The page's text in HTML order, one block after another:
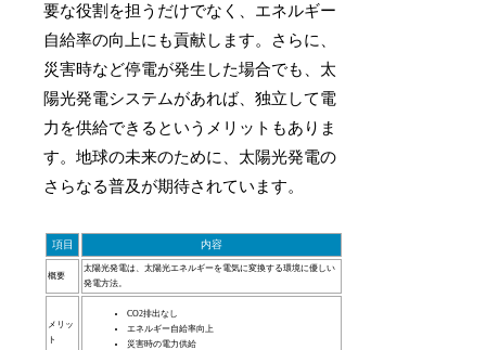
要な役割を担うだけでなく、エネルギー
自給率の向上にも貢献します。さらに、
災害時など停電が発生した場合でも、太
陽光発電システムがあれば、独立して電
力を供給できるというメリットもありま
す。地球の未来のために、太陽光発電の
さらなる普及が期待されています。
項目 内容
概要
太陽光発電は、太陽光エネルギーを電気に変換する環境に優しい
発電方法。
メリッ
ト
CO2排出なし
エネルギー自給率向上
災害時の電力供給